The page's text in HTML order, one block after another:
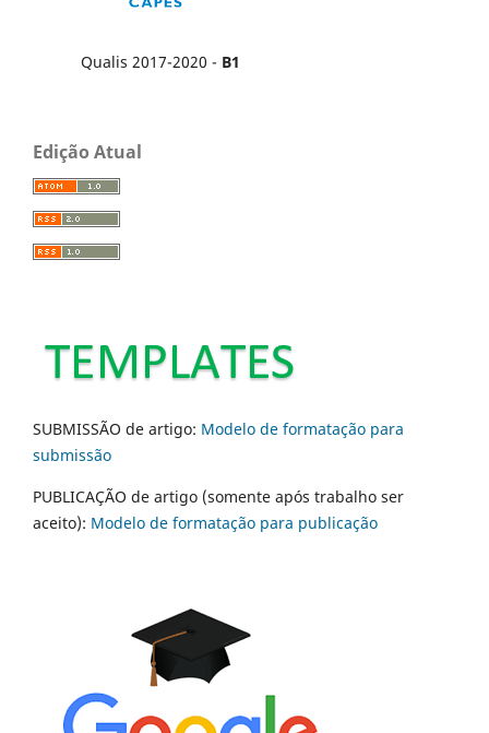
Qualis 2017-2020 - B1
Edição Atual
SUBMISSÃO de artigo: Modelo de formatação para
submissão
PUBLICAÇÃO de artigo (somente após trabalho ser
aceito): Modelo de formatação para publicação